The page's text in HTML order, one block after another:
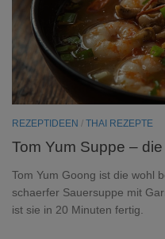
REZEPTIDEEN / THAI REZEPTE
Tom Yum Suppe –
Tom Yum Goong ist die wohl
schaerfer Sauersuppe mit
ist sie in 20 Minuten fertig.